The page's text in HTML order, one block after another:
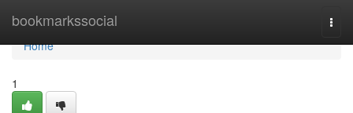
bookmarkssocial
Home
Home
1